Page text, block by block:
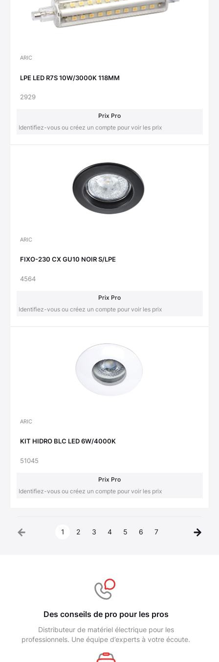
ARIC
LPE LED R7S 10W/3000K 118MM
2929
Prix Pro
Identifiez-vous ou créez un compte pour voir les prix
ARIC
FIXO-230 CX GU10 NOIR S/LPE
4564
Prix Pro
Identifiez-vous ou créez un compte pour voir les prix
ARIC
KIT HIDRO BLC LED 6W/4000K
51045
Prix Pro
Identifiez-vous ou créez un compte pour voir les prix
1 2 3 4 5 6 7
Des conseils de pro pour les pros
Distributeur de matériel électrique pour les
professionnels. Une équipe d’experts à votre écoute.